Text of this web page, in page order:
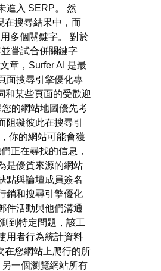
進入 SERP。 然
在搜尋結果中，而
多個關鍵字。 對於
嘗試合併關鍵字
章，Surfer AI 是最
面搜尋引擎優化專
和某些頁面的受歡迎
的網站地圖優先考
礙彼此在搜尋引
你的網站可能會獲
正在尋找的信息，
是優質來源的網站
點與論壇成員簽名
銷和搜尋引擎優化
件活動與他們溝通
到特定問題，該工
用者行為統計資料
在您網站上爬行的所
一個瀏覽網站所有